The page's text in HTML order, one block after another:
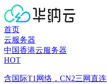
首页
云服务器
中国香港云服务器
HOT
含国际T1网络，CN2三网直连